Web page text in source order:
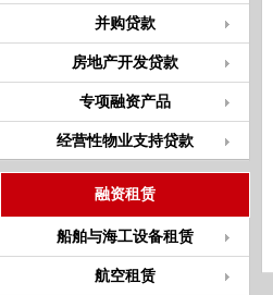
并购贷款
房地产开发贷款
专项融资产品
经营性物业支持贷款
融资租赁
船舶与海工设备租赁
航空租赁